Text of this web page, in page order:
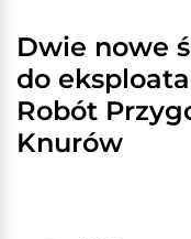
Dwie nowe
do
Robót
Knurów